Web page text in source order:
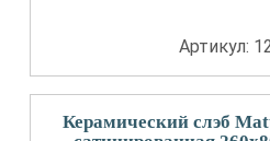
Артикул:
Керамический слэб